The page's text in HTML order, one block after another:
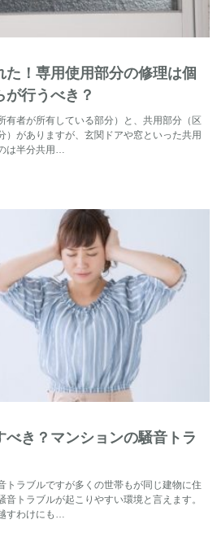
！専用使用部分の修理は個
が行うべき？
有者が所有している部分）と、共用部分（区
）がありますが、玄関ドアや窓といった共用
は半分共用…
き？マンションの騒音トラ
トラブルですが多くの世帯もが同じ建物に住
トラブルが起こりやすい環境と言えます。
すわけにも…